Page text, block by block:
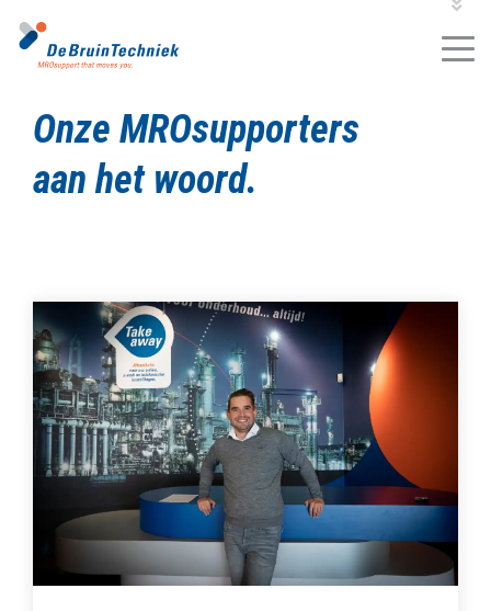
MROKLANTENPORTAL
Onze MROsupporters
aan het woord.